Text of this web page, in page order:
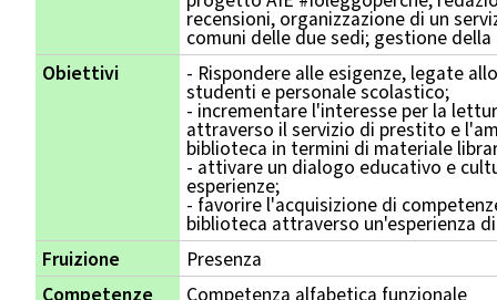
recensioni, organizzazione di un
comuni delle due sedi; gestione
Obiettivi
- Rispondere alle esigenze, legate
studenti e personale scolastico;
- incrementare l'interesse per la
attraverso il servizio di prestito e
biblioteca in termini di materiale
- attivare un dialogo educativo e
esperienze;
- favorire l'acquisizione di
biblioteca attraverso un'esperienza di
Fruizione
Presenza